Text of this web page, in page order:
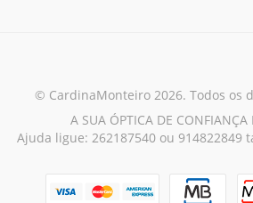
© CardinaMonteiro 2026. Todos os
A SUA ÓPTICA DE CONFIANÇA
Ajuda ligue: 262187540 ou 914822849